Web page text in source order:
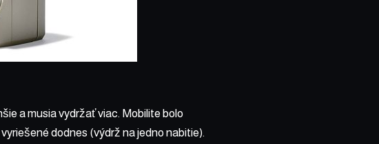
a musia vydržať viac. Mobilite bolo
dodnes (výdrž na jedno nabitie).